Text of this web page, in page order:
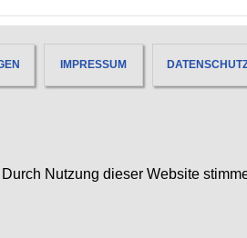
IMPRESSUM
Nutzung dieser Website